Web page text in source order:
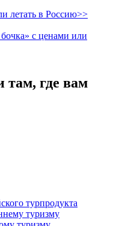
летать в Россию>>
с ценами или
там, где вам
турпродукта
туризму